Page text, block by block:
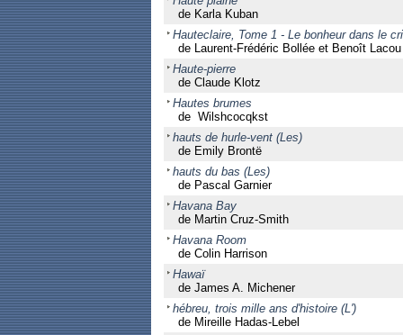
de Karla Kuban
Hauteclaire, Tome 1 - Le bonheur dans le
de Laurent-Frédéric Bollée et Benoît Lacou
Haute-pierre
de Claude Klotz
Hautes brumes
de Wilshcocqkst
hauts de hurle-vent (Les)
de Emily Brontë
hauts du bas (Les)
de Pascal Garnier
Havana Bay
de Martin Cruz-Smith
Havana Room
de Colin Harrison
Hawaï
de James A. Michener
hébreu, trois mille ans d'histoire (L')
de Mireille Hadas-Lebel